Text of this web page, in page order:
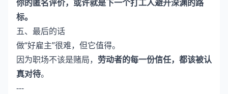
你的匿名评价，或许就是下一个打工人避开深渊的路
标。
五、最后的话
做“好雇主”很难，但它值得。
因为职场不该是赌局， 劳动者的每一份信任，都该被认
真对待。
---